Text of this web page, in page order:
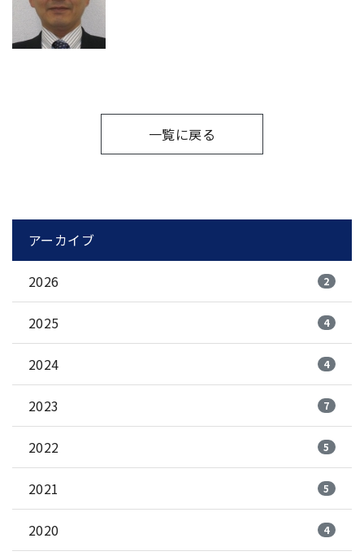
一覧に戻る
アーカイブ
2026 2
2025 4
2024 4
2023 7
2022 5
2021 5
2020 4